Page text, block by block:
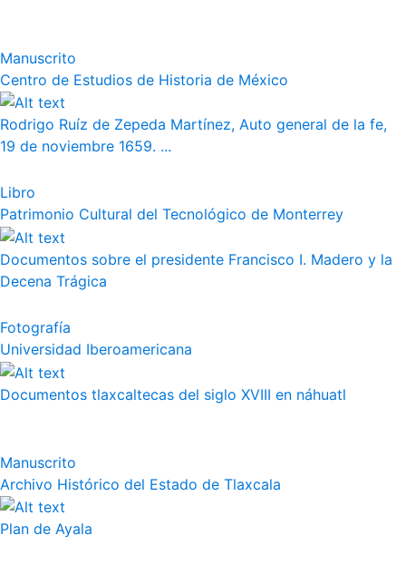
Manuscrito
Centro de Estudios de Historia de México
Rodrigo Ruíz de Zepeda Martínez, Auto general de la fe,
19 de noviembre 1659. ...
Libro
Patrimonio Cultural del Tecnológico de Monterrey
Documentos sobre el presidente Francisco I. Madero y la
Decena Trágica
Fotografía
Universidad Iberoamericana
Documentos tlaxcaltecas del siglo XVIII en náhuatl
Manuscrito
Archivo Histórico del Estado de Tlaxcala
Plan de Ayala